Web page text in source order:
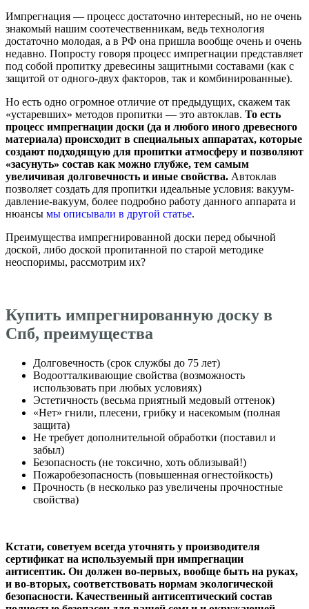
Импрегнация — процесс достаточно интересный, но не очень
знакомый нашим соотечественникам, ведь технология
достаточно молодая, а в РФ она пришла вообще очень и очень
недавно. Попросту говоря процесс импрегнации представляет
под собой пропитку древесины защитными составами (как с
защитой от одного-двух факторов, так и комбинированные).
Но есть одно огромное отличие от предыдущих, скажем так
«устаревших» методов пропитки — это автоклав. То есть
процесс импрегнации доски (да и любого иного древесного
материала) происходит в специальных аппаратах, которые
создают подходящую для пропитки атмосферу и позволяют
«засунуть» состав как можно глубже, тем самым
увеличивая долговечность и иные свойства. Автоклав
позволяет создать для пропитки идеальные условия: вакуум-
давление-вакуум, более подробно работу данного аппарата и
нюансы мы описывали в другой статье.
Преимущества импрегнированной доски перед обычной
доской, либо доской пропитанной по старой методике
неоспоримы, рассмотрим их?
Купить импрегнированную доску в
Спб, преимущества
Долговечность (срок службы до 75 лет)
Водоотталкивающие свойства (возможность
использовать при любых условиях)
Эстетичность (весьма приятный медовый оттенок)
«Нет» гнили, плесени, грибку и насекомым (полная
защита)
Не требует дополнительной обработки (поставил и
забыл)
Безопасность (не токсично, хоть облизывай!)
Пожаробезопасность (повышенная огнестойкость)
Прочность (в несколько раз увеличены прочностные
свойства)
Кстати, советуем всегда уточнять у производителя
сертификат на используемый при импрегнации
антисептик. Он должен во-первых, вообще быть на руках,
и во-вторых, соответствовать нормам экологической
безопасности. Качественный антисептический состав